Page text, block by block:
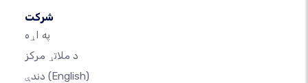
شرکت
په اړه
د ملاتړ مرکز
(English)